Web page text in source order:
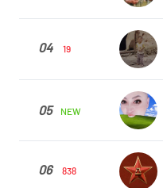
04 19
05 NEW
06 838